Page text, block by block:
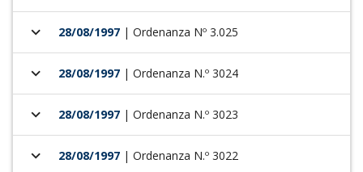
keyboard_arrow_down 28/08/1997 | Ordenanza Nº 3.025
keyboard_arrow_down 28/08/1997 | Ordenanza N.º 3024
keyboard_arrow_down 28/08/1997 | Ordenanza N.º 3023
keyboard_arrow_down 28/08/1997 | Ordenanza N.º 3022